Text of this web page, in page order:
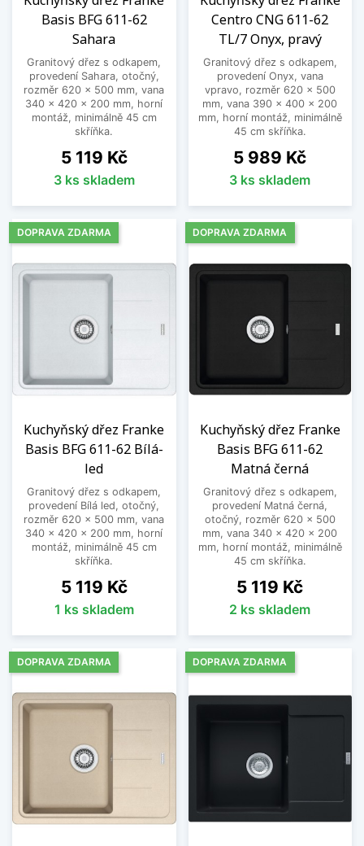
Basis BFG 611-62
Sahara
Granitový dřez s odkapem,
provedení Sahara, otočný,
rozměr 620 x 500 mm, vana
340 x 420 x 200 mm, horní
montáž, minimálně 45 cm
skříňka.
Cena
5 119 Kč
3 ks skladem
Centro CNG 611-62
TL/7 Onyx, pravý
Granitový dřez s odkapem,
provedení Onyx, vana
vpravo, rozměr 620 x 500
mm, vana 390 x 400 x 200
mm, horní montáž, minimálně
45 cm skříňka.
Cena
5 989 Kč
3 ks skladem
Kuchyňský dřez Franke
Basis BFG 611-62 Bílá-
led
Granitový dřez s odkapem,
provedení Bílá led, otočný,
rozměr 620 x 500 mm, vana
340 x 420 x 200 mm, horní
montáž, minimálně 45 cm
skříňka.
Cena
5 119 Kč
1 ks skladem
DOPRAVA ZDARMA
Kuchyňský dřez Franke
Basis BFG 611-62
Matná černá
Granitový dřez s odkapem,
provedení Matná černá,
otočný, rozměr 620 x 500
mm, vana 340 x 420 x 200
mm, horní montáž, minimálně
45 cm skříňka.
Cena
5 119 Kč
2 ks skladem
DOPRAVA ZDARMA
DOPRAVA ZDARMA DOPRAVA ZDARMA